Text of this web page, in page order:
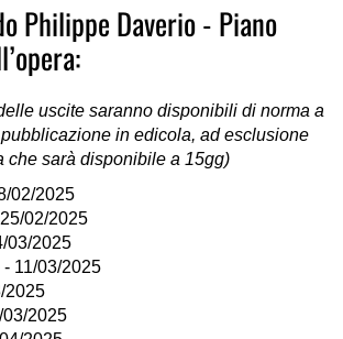
Philippe Daverio - Piano
uscite saranno disponibili di norma a
in edicola, ad esclusione
che sarà disponibile a 15gg)
02/2025
02/2025
03/2025
11/03/2025
2025
03/2025